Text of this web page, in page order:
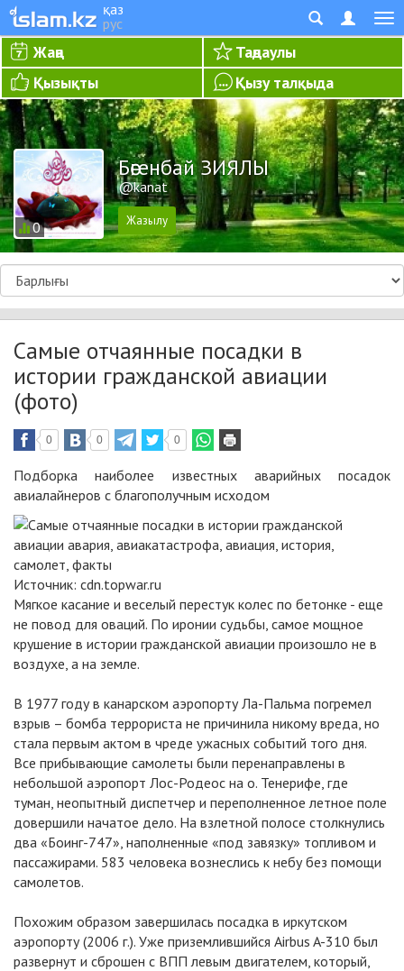
қаз
рус
Жаңа
Таңдаулы
Қызықты
Қызу талқыда
0
Бөгенбай ЗИЯЛЫ
@kanat
Самые отчаянные посадки в
истории гражданской авиации
(фото)
0 0 0
Подборка наиболее известных аварийных посадок
авиалайнеров c благополучным исходом
Источник: cdn.topwar.ru
Мягкое касание и веселый перестук колес по бетонке - еще
не повод для оваций. По иронии судьбы, самое мощное
крушение в истории гражданской авиации произошло не в
воздухе, а на земле.
В 1977 году в канарском аэропорту Ла-Пальма погремел
взрыв – бомба террориста не причинила никому вреда, но
стала первым актом в чреде ужасных событий того дня.
Все прибывающие самолеты были перенаправлены в
небольшой аэропорт Лос-Родеос на о. Тенерифе, где
туман, неопытный диспетчер и переполненное летное поле
довершили начатое дело. На взлетной полосе столкнулись
два «Боинг-747», наполненные «под завязку» топливом и
пассажирами. 583 человека вознеслись к небу без помощи
самолетов.
Похожим образом завершилась посадка в иркутском
аэропорту (2006 г.). Уже приземлившийся Airbus A-310 был
развернут и сброшен с ВПП левым двигателем, который,